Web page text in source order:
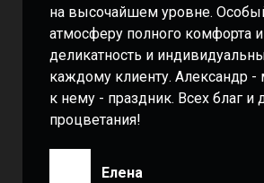
на высочайшем уровне.
атмосферу полного комфорта
деликатность и
каждому клиенту. Александр -
к нему - праздник. Всех благ и
процветания!
Елена